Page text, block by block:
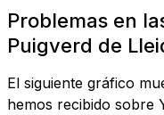
Problemas en
Puigverd de
El siguiente gráfico
hemos recibido sobre